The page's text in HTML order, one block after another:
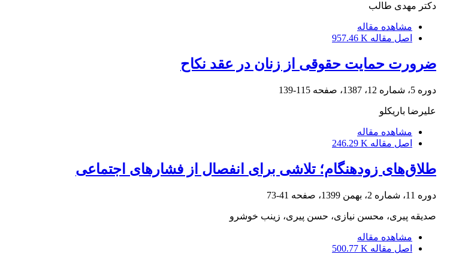
دکتر مهدی طالب
مشاهده مقاله
اصل مقاله 957.46 K
ضرورت حمایت حقوقی از زنان در عقد نکاح
دوره 5، شماره 12، 1387، صفحه 115-139
علیرضا باریکلو
مشاهده مقاله
اصل مقاله 246.29 K
طلاق‌های زودهنگام؛ تلاشی برای انفصال از فشارهای اجتماعی
دوره 11، شماره 2، بهمن 1399، صفحه 41-73
صدیقه پیری، محسن نیازی، حسن پیری، زینب خوشرو
مشاهده مقاله
اصل مقاله 500.77 K